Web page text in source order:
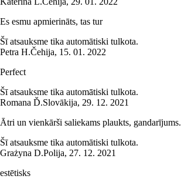
Es esmu apmierināts, tas tur
Šī atsauksme tika automātiski tulkota.
Petra H.Čehija, 15. 01. 2022
Perfect
Šī atsauksme tika automātiski tulkota.
Romana Ď.Slovākija, 29. 12. 2021
Ātri un vienkārši saliekams plaukts, gandarījums.
Šī atsauksme tika automātiski tulkota.
Grażyna D.Polija, 27. 12. 2021
estētisks